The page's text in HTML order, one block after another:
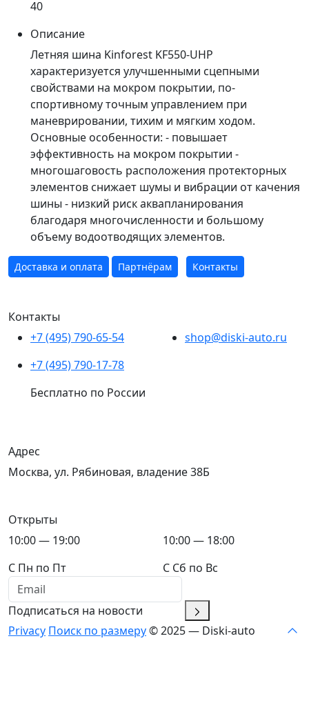
40
Описание
Летняя шина Kinforest KF550-UHP
характеризуется улучшенными сцепными
свойствами на мокром покрытии, по-
спортивному точным управлением при
маневрировании, тихим и мягким ходом.
Основные особенности: - повышает
эффективность на мокром покрытии -
многошаговость расположения протекторных
элементов снижает шумы и вибрации от качения
шины - низкий риск аквапланирования
благодаря многочисленности и большому
объему водоотводящих элементов.
Доставка и оплата Партнёрам Контакты
Контакты
+7 (495) 790-65-54
+7 (495) 790-17-78
Бесплатно по России
shop@diski-auto.ru
Адрес
Москва, ул. Рябиновая, владение 38Б
Открыты
10:00 — 19:00
C Пн по Пт
10:00 — 18:00
C Сб по Вс
Подписаться на новости
Privacy Поиск по размеру© 2025 — Diski-auto